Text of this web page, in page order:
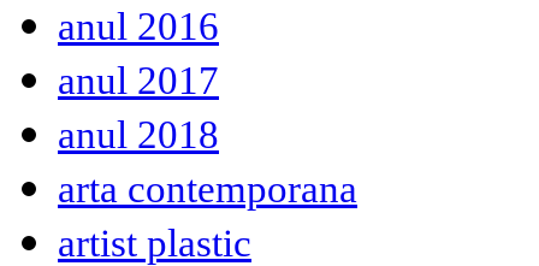
anul 2016
anul 2017
anul 2018
arta contemporana
artist plastic